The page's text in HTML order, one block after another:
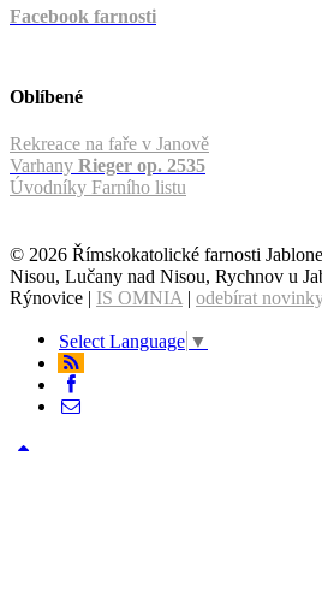
Facebook farnosti
Oblíbené
Rekreace na faře v Janově
Varhany Rieger op. 2535
Úvodníky Farního listu
© 2026 Římskokatolické farnosti
Nisou, Lučany nad Nisou, Rychnov u
Rýnovice | IS OMNIA | odebírat
Select Language ▼